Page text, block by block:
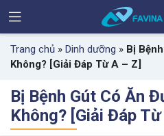
Trang chủ » Dinh dưỡng » Bị
Không? [Giải Đáp Từ A – Z]
Bị Bệnh Gút Có Ăn
Không? [Giải Đáp Từ